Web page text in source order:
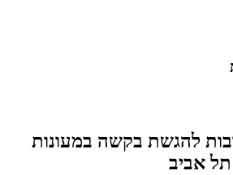
להגשת בקשה במעונות
אביב